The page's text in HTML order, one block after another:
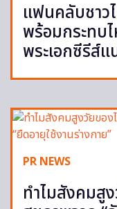
แฟนคลับชาว
พร้อมกระทบไ
พระเอกซีรีส์
PR NEWS
ทำไมสังคมสู